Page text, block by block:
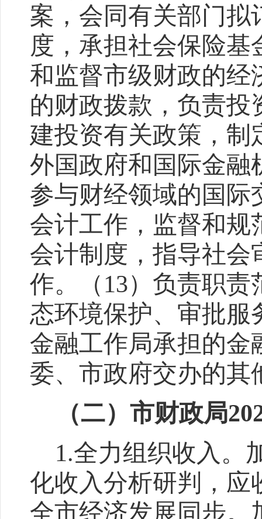
案，会同有关部门拟
度，承担社会保险
和监督市级财政的经
的财政拨款，负责
建投资有关政策，制
外国政府和国际金融
参与财经领域的国际
会计工作，监督和规
会计制度，指导社会
作。（13）负责职责
态环境保护、审批服
金融工作局承担的金
委、市政府交办的其
（二）市财政局
1.全力组织收入。
化收入分析研判，应
全市经济发展同步。